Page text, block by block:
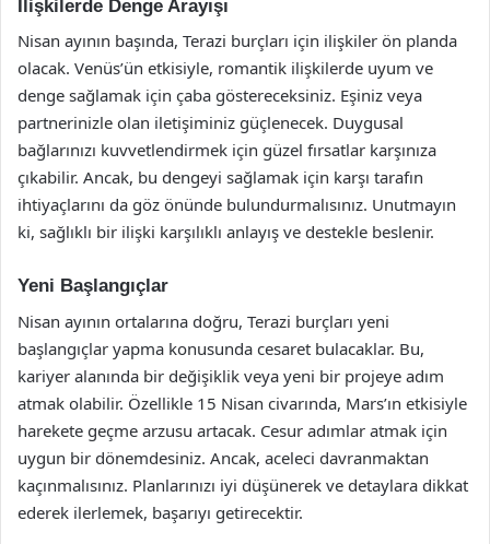
İlişkilerde Denge Arayışı
Nisan ayının başında, Terazi burçları için ilişkiler ön planda
olacak. Venüs’ün etkisiyle, romantik ilişkilerde uyum ve
denge sağlamak için çaba göstereceksiniz. Eşiniz veya
partnerinizle olan iletişiminiz güçlenecek. Duygusal
bağlarınızı kuvvetlendirmek için güzel fırsatlar karşınıza
çıkabilir. Ancak, bu dengeyi sağlamak için karşı tarafın
ihtiyaçlarını da göz önünde bulundurmalısınız. Unutmayın
ki, sağlıklı bir ilişki karşılıklı anlayış ve destekle beslenir.
Yeni Başlangıçlar
Nisan ayının ortalarına doğru, Terazi burçları yeni
başlangıçlar yapma konusunda cesaret bulacaklar. Bu,
kariyer alanında bir değişiklik veya yeni bir projeye adım
atmak olabilir. Özellikle 15 Nisan civarında, Mars’ın etkisiyle
harekete geçme arzusu artacak. Cesur adımlar atmak için
uygun bir dönemdesiniz. Ancak, aceleci davranmaktan
kaçınmalısınız. Planlarınızı iyi düşünerek ve detaylara dikkat
ederek ilerlemek, başarıyı getirecektir.